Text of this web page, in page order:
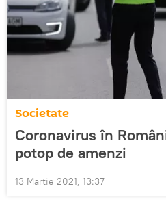
Societate
Coronavirus în
potop de amenzi
13 Martie 2021, 13:37